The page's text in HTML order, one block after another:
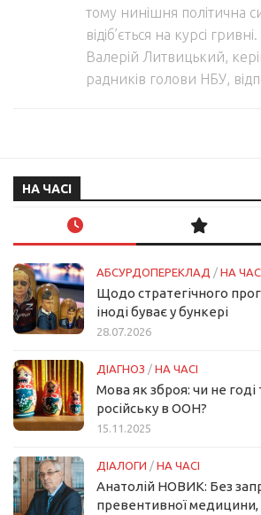
тому нинішня політична
відіб’ється на курсі
Валерій Литвицький,
радників голови НБУ,
НА ЧАСІ
АБСУРДОПЕРЕКЛАД / НА
Щодо стратегічного
іноді буває у бункері
28.07.2026
ДІАГНОЗ / НА ЧАСІ
Мова як зброя: чи не годі
російську в ООН?
15.11.2025
ДІАЛОГИ / НА ЧАСІ
Анатолій НОВИК: Без
превентивної медицини,